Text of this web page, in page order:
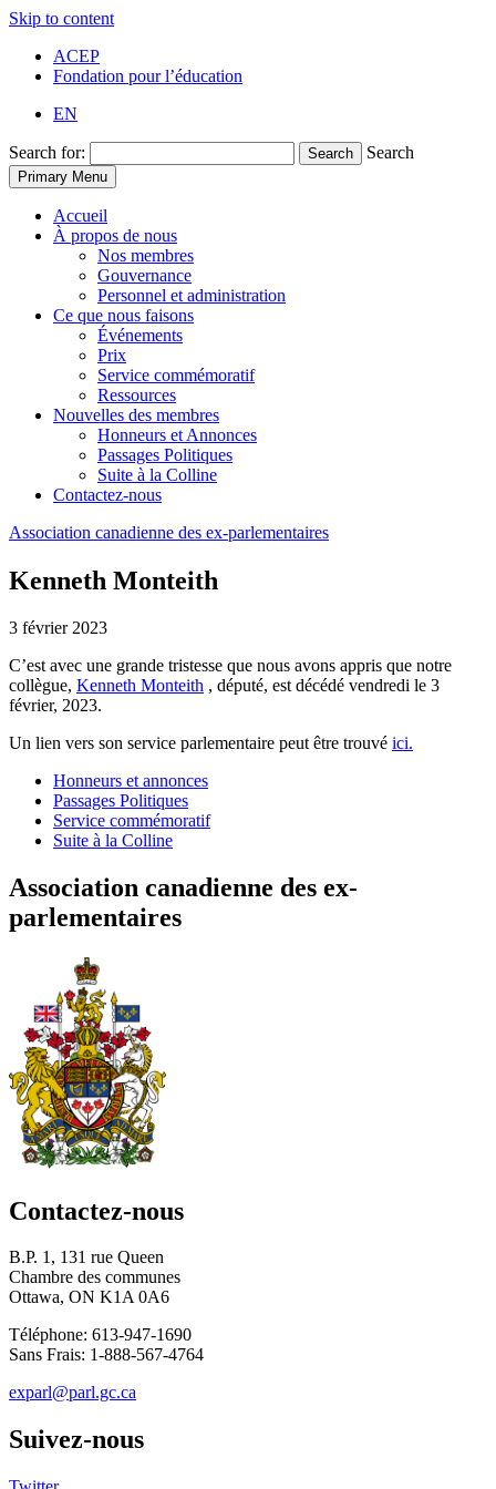
Skip to content
ACEP
Fondation pour l’éducation
EN
Search for: Search Search
Primary Menu
Accueil
À propos de nous
Nos membres
Gouvernance
Personnel et administration
Ce que nous faisons
Événements
Prix
Service commémoratif
Ressources
Nouvelles des membres
Honneurs et Annonces
Passages Politiques
Suite à la Colline
Contactez-nous
Association canadienne des ex-parlementaires
Kenneth Monteith
3 février 2023
C’est avec une grande tristesse que nous avons appris que notre
collègue, Kenneth Monteith , député, est décédé vendredi le 3
février, 2023.
Un lien vers son service parlementaire peut être trouvé ici.
Honneurs et annonces
Passages Politiques
Service commémoratif
Suite à la Colline
Association canadienne des ex-
parlementaires
Contactez-nous
B.P. 1, 131 rue Queen
Chambre des communes
Ottawa, ON K1A 0A6
Téléphone: 613-947-1690
Sans Frais: 1-888-567-4764
exparl@parl.gc.ca
Suivez-nous